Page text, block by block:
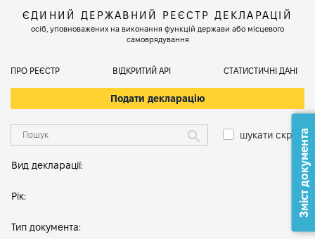
ЄДИНИЙ ДЕРЖАВНИЙ РЕЄСТР ДЕКЛАРАЦІЙ
осіб, уповноважених на виконання функцій держави або місцевого
самоврядування
ПРО РЕЄСТР ВІДКРИТИЙ АРІ СТАТИСТИЧНІ ДАНІ
Подати декларацію
шукати скрізь
Вид декларації:
Рік:
Тип документа:
Зміст документа